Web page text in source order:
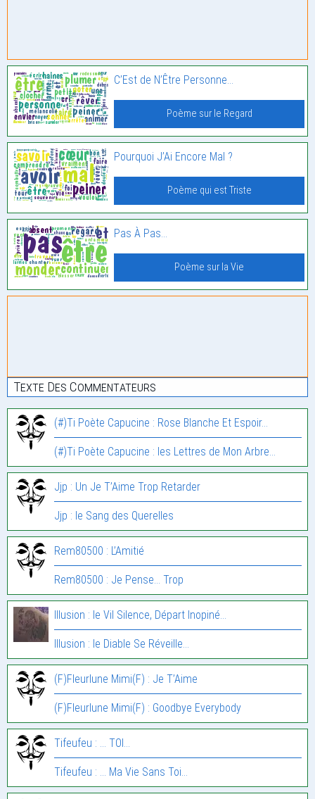
C’Est de N’Être Personne…
Poème sur le Regard
Pourquoi J’Ai Encore Mal ?
Poème qui est Triste
Pas À Pas…
Poème sur la Vie
Texte Des Commentateurs
(#)Ti Poète Capucine : Rose Blanche Et Espoir…
(#)Ti Poète Capucine : les Lettres de Mon Arbre…
Jjp : Un Je T’Aime Trop Retarder
Jjp : le Sang des Querelles
Rem80500 : L’Amitié
Rem80500 : Je Pense… Trop
Illusion : le Vil Silence, Départ Inopiné…
Illusion : le Diable Se Réveille…
(F)Fleurlune Mimi(F) : Je T’Aime
(F)Fleurlune Mimi(F) : Goodbye Everybody
Tifeufeu : … TOI…
Tifeufeu : … Ma Vie Sans Toi…